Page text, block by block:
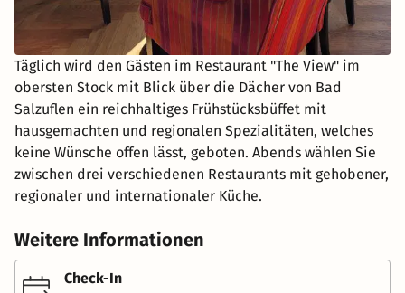
Täglich wird den Gästen im Restaurant "The View" im
obersten Stock mit Blick über die Dächer von Bad
Salzuflen ein reichhaltiges Frühstücksbüffet mit
hausgemachten und regionalen Spezialitäten, welches
keine Wünsche offen lässt, geboten. Abends wählen Sie
zwischen drei verschiedenen Restaurants mit gehobener,
regionaler und internationaler Küche.
Weitere Informationen
Check-In